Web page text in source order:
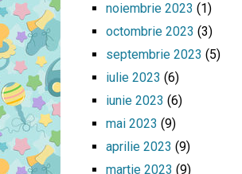
noiembrie 2023 (1)
octombrie 2023 (3)
septembrie 2023 (5)
iulie 2023 (6)
iunie 2023 (6)
mai 2023 (9)
aprilie 2023 (9)
martie 2023 (9)